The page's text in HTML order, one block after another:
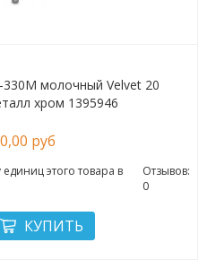
молочный Velvet 20
хром 1395946
руб
этого товара в
Отзывов:
0